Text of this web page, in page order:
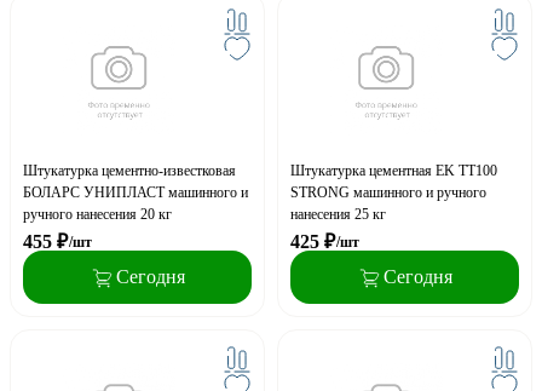
Штукатурка цементно-известковая
БОЛАРС УНИПЛАСТ машинного и
ручного нанесения 20 кг
455 ₽/шт
Сегодня
Штукатурка цементная EK ТТ100
STRONG машинного и ручного
нанесения 25 кг
425 ₽/шт
Сегодня